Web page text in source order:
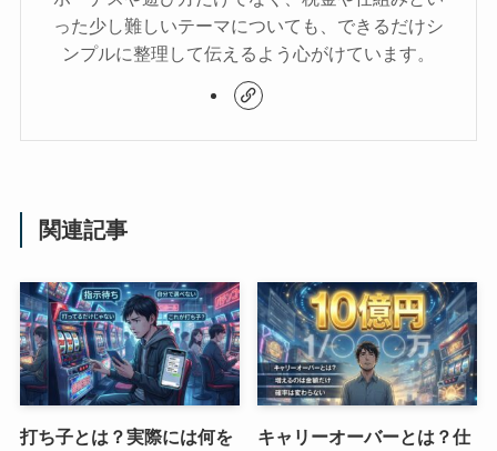
った少し難しいテーマについても、できるだけシ
ンプルに整理して伝えるよう心がけています。
関連記事
打ち子とは？実際には何を キャリーオーバーとは？仕